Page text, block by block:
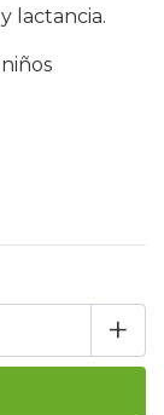
lactancia.
+